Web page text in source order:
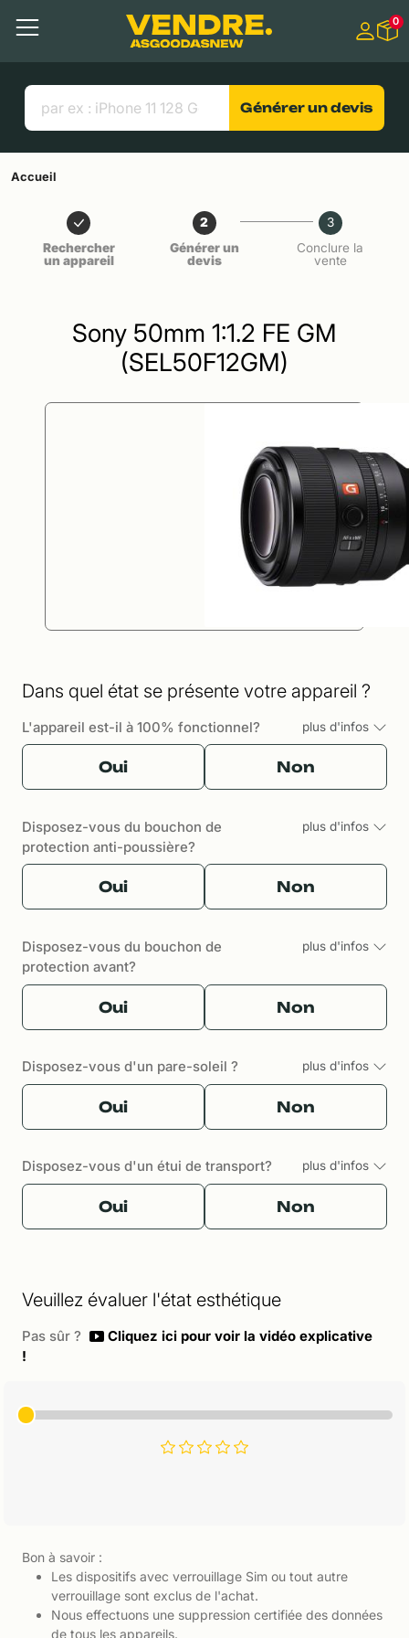
Contenu principal
Menu
Liens utiles
0
Générer un devis
Accueil
Rechercher
un appareil
2
Générer un
devis
3
Conclure la
vente
Sony 50mm 1:1.2 FE GM
(SEL50F12GM)
Dans quel état se présente votre appareil ?
L'appareil est-il à 100% fonctionnel? plus d'infos
Oui Non
Disposez-vous du bouchon de
protection anti-poussière?
plus d'infos
Oui Non
Disposez-vous du bouchon de
protection avant?
plus d'infos
Oui Non
Disposez-vous d'un pare-soleil ? plus d'infos
Oui Non
Disposez-vous d'un étui de transport? plus d'infos
Oui Non
Veuillez évaluer l'état esthétique
Pas sûr ?
Cliquez ici pour voir la vidéo explicative
!
Bon à savoir :
Les dispositifs avec verrouillage Sim ou tout autre
verrouillage sont exclus de l'achat.
Nous effectuons une suppression certifiée des données
de tous les appareils.